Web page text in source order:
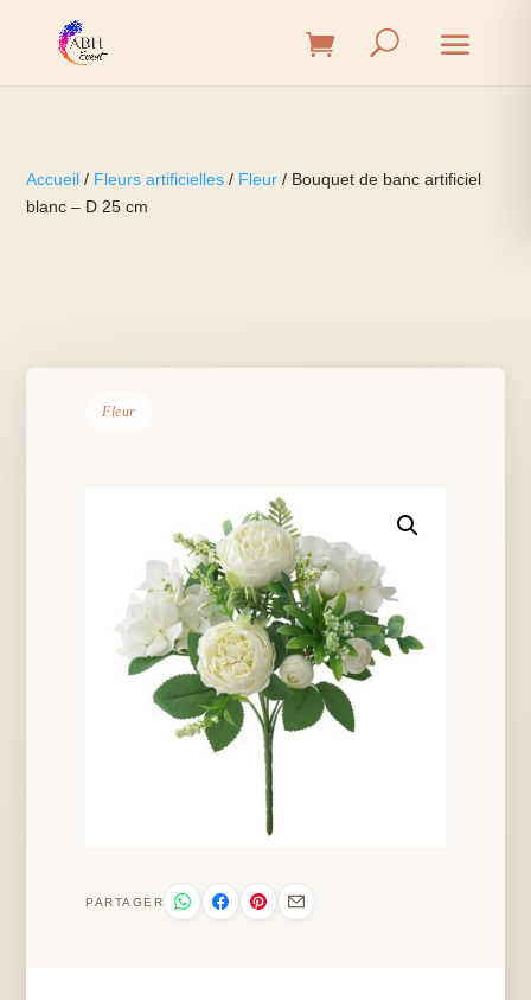
Accueil / Fleurs artificielles / Fleur / Bouquet de banc artificiel
blanc – D 25 cm
Fleur
PARTAGER